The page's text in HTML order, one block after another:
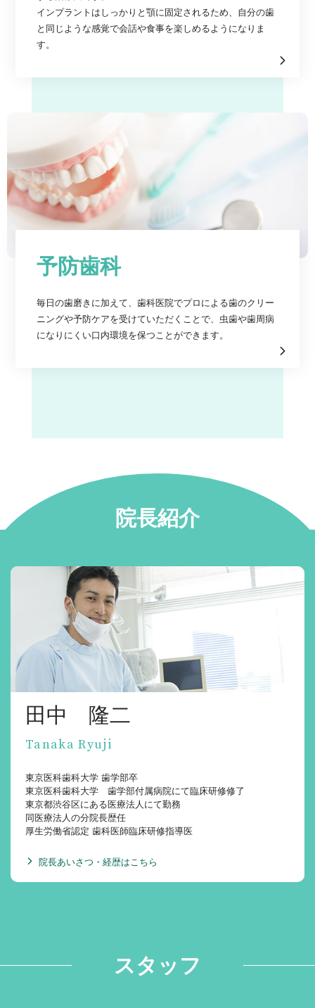
インプラントはしっかりと顎に固定されるため、自分の歯
と同じような感覚で会話や食事を楽しめるようになりま
す。
予防歯科
毎日の歯磨きに加えて、歯科医院でプロによる歯のクリー
ニングや予防ケアを受けていただくことで、虫歯や歯周病
になりにくい口内環境を保つことができます。
院長紹介
田中 隆二
Tanaka Ryuji
東京医科歯科大学 歯学部卒
東京医科歯科大学 歯学部付属病院にて臨床研修修了
東京都渋谷区にある医療法人にて勤務
同医療法人の分院長歴任
厚生労働省認定 歯科医師臨床研修指導医
院長あいさつ・経歴はこちら
スタッフ